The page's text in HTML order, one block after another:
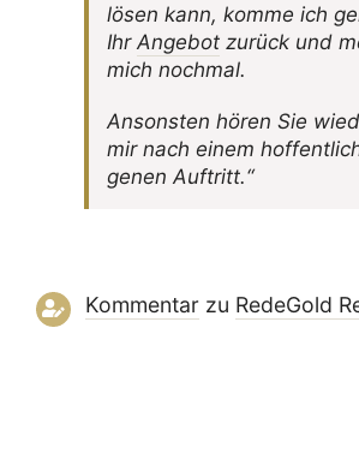
lösen kann, komme ich
IhrAngebotzurück und
mich nochmal.
Ansonsten hören Sie
mir nach einem
genen Auftritt.“
Kommentarzu RedeGold